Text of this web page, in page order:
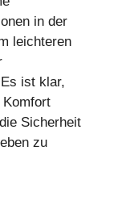
in der
leichteren
ist klar,
Komfort
Sicherheit
zu